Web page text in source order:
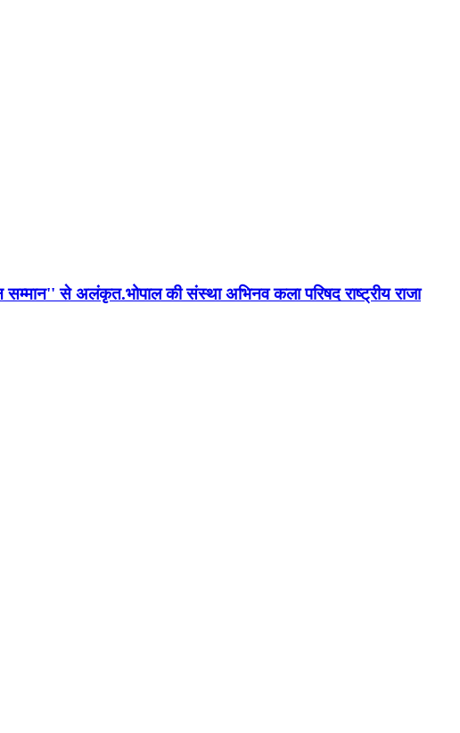
से अलंकृत.भोपाल की संस्था अभिनव कला परिषद राष्ट्रीय राजा